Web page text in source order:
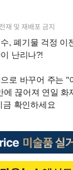
재 및 재배포 금지